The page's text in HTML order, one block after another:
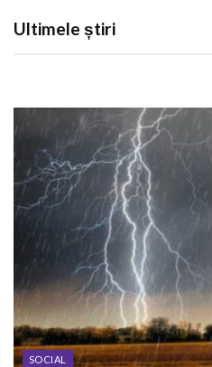
Ultimele știri
SOCIAL